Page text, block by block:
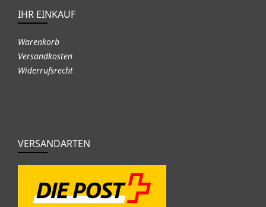
IHR EINKAUF
Warenkorb
Versandkosten
Widerrufsrecht
VERSANDARTEN